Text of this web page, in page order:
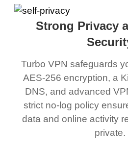
Strong Privacy
Turbo VPN safeguards
AES-256 encryption, a
DNS, and advanced
strict no-log policy
data and online activity
private.